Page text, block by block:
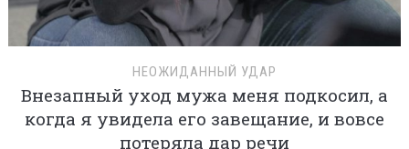
НЕОЖИДАННЫЙ УДАР
Внезапный уход мужа меня подкосил, а
когда я увидела его завещание, и вовсе
потеряла дар речи